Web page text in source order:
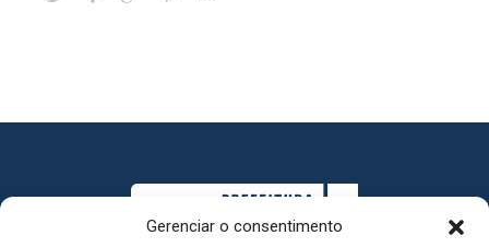
Gerenciar o consentimento